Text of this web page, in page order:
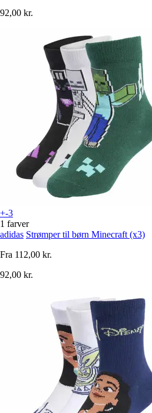
92,00 kr.
+-3
1 farver
adidas Strømper til børn Minecraft (x3)
Fra 112,00 kr.
92,00 kr.